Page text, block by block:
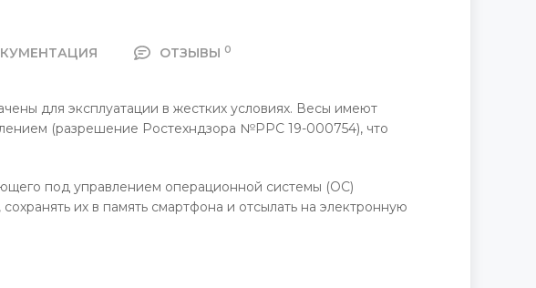
ОТЗЫВЫ 0
для эксплуатации в жестких условиях. Весы имеют
(разрешение Ростехндзора №РРС 19-000754), что
под управлением операционной системы (ОС)
их в память смартфона и отсылать на электронную